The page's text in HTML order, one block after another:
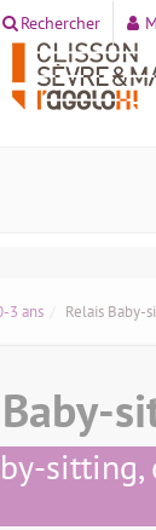
Rechercher
3 ans Relais Baby-
sitting,